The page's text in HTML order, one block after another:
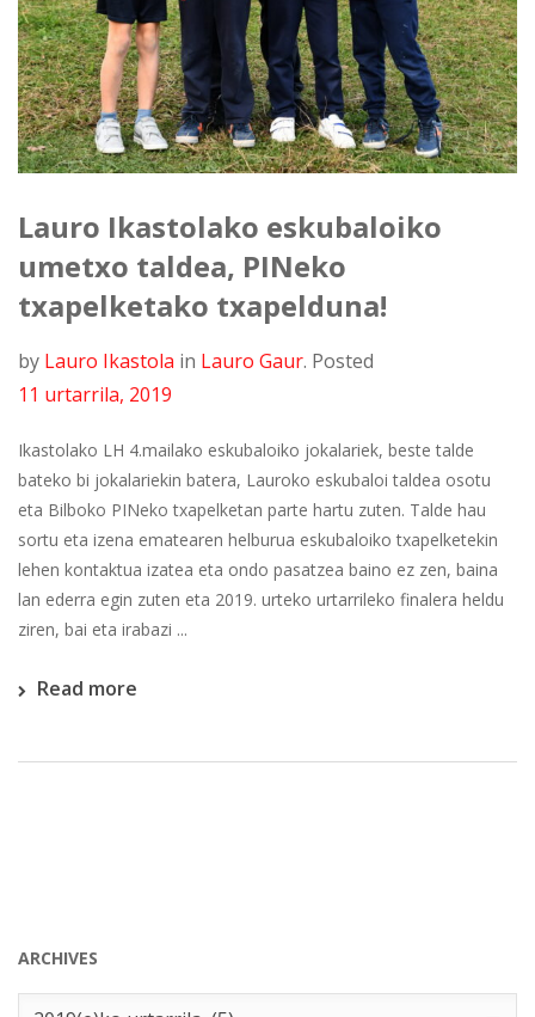
Lauro Ikastolako eskubaloiko
umetxo taldea, PINeko
txapelketako txapelduna!
by Lauro Ikastola in Lauro Gaur. Posted
11 urtarrila, 2019
Ikastolako LH 4.mailako eskubaloiko jokalariek, beste talde
bateko bi jokalariekin batera, Lauroko eskubaloi taldea osotu
eta Bilboko PINeko txapelketan parte hartu zuten. Talde hau
sortu eta izena ematearen helburua eskubaloiko txapelketekin
lehen kontaktua izatea eta ondo pasatzea baino ez zen, baina
lan ederra egin zuten eta 2019. urteko urtarrileko finalera heldu
ziren, bai eta irabazi ...
Read more
ARCHIVES
Archives